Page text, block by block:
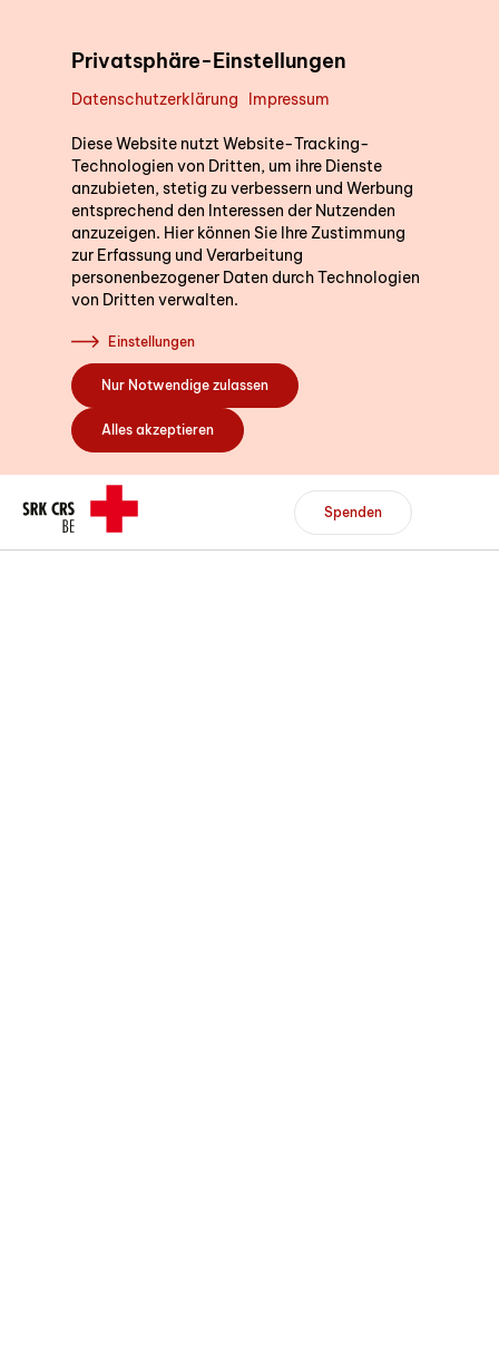
Privatsphäre-Einstellungen
Datenschutzerklärung Impressum
Diese Website nutzt Website-Tracking-
Technologien von Dritten, um ihre Dienste
anzubieten, stetig zu verbessern und Werbung
entsprechend den Interessen der Nutzenden
anzuzeigen. Hier können Sie Ihre Zustimmung
zur Erfassung und Verarbeitung
personenbezogener Daten durch Technologien
von Dritten verwalten.
Einstellungen
Nur Notwendige zulassen
Alles akzeptieren
Header/Navigation
Spenden
Kurse
Sich engagieren
Über uns
Kontaktieren Sie uns